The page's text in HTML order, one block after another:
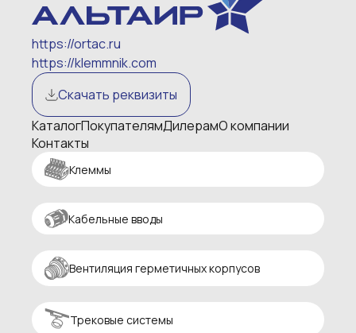
https://ortac.ru
https://klemmnik.com
Скачать реквизиты
КаталогПокупателямДилерамО компании
Контакты
Клеммы
Кабельные вводы
Вентиляция герметичных корпусов
Трековые системы